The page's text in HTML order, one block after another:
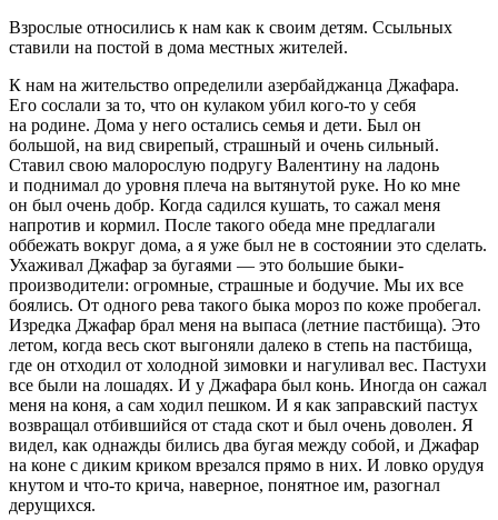
Взрослые относились к нам как к своим детям. Ссыльных
ставили на постой в дома местных жителей.
К нам на жительство определили азербайджанца Джафара.
Его сослали за то, что он кулаком убил кого-то у себя
на родине. Дома у него остались семья и дети. Был он
большой, на вид свирепый, страшный и очень сильный.
Ставил свою малорослую подругу Валентину на ладонь
и поднимал до уровня плеча на вытянутой руке. Но ко мне
он был очень добр. Когда садился кушать, то сажал меня
напротив и кормил. После такого обеда мне предлагали
оббежать вокруг дома, а я уже был не в состоянии это сделать.
Ухаживал Джафар за бугаями — это большие быки-
производители: огромные, страшные и бодучие. Мы их все
боялись. От одного рева такого быка мороз по коже пробегал.
Изредка Джафар брал меня на выпаса (летние пастбища). Это
летом, когда весь скот выгоняли далеко в степь на пастбища,
где он отходил от холодной зимовки и нагуливал вес. Пастухи
все были на лошадях. И у Джафара был конь. Иногда он сажал
меня на коня, а сам ходил пешком. И я как заправский пастух
возвращал отбившийся от стада скот и был очень доволен. Я
видел, как однажды бились два бугая между собой, и Джафар
на коне с диким криком врезался прямо в них. И ловко орудуя
кнутом и что-то крича, наверное, понятное им, разогнал
дерущихся.